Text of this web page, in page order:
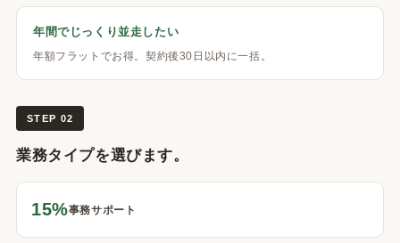
年間でじっくり並走したい
年額フラットでお得。契約後30日以内に一括。
STEP 02
業務タイプを選びます。
15%事務サポート